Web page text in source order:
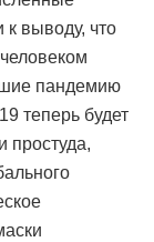
выводу, что
пандемию
теперь будет
простуда,